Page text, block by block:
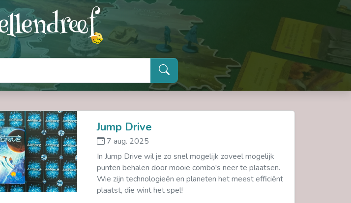
Jump Drive
7 aug. 2025
In Jump Drive wil je zo snel mogelijk zoveel mogelijk
punten behalen door mooie combo's neer te plaatsen.
Wie zijn technologieën en planeten het meest efficiënt
plaatst, die wint het spel!